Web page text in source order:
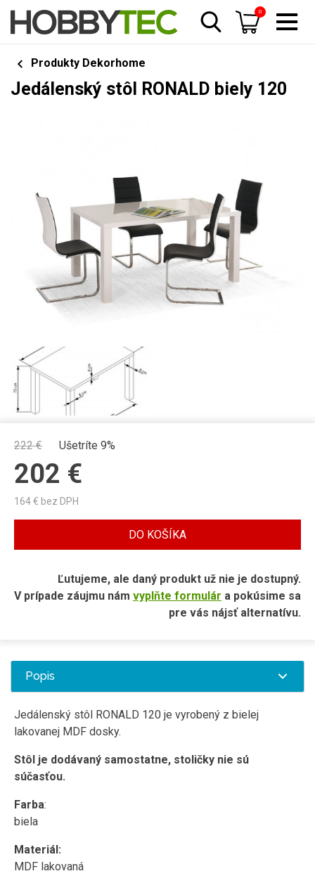
0
Produkty Dekorhome
Jedálenský stôl RONALD biely 120
222€ Ušetríte 9%
202 €
164€ bez DPH
DO KOŠÍKA
Ľutujeme, ale daný produkt už nie je dostupný.
V prípade záujmu nám vyplňte formulár a pokúsime sa
pre vás nájsť alternatívu.
Popis
Jedálenský stôl RONALD 120 je vyrobený z bielej
lakovanej MDF dosky.
Stôl je dodávaný samostatne, stoličky nie sú
súčasťou.
Farba:
biela
Materiál:
MDF lakovaná